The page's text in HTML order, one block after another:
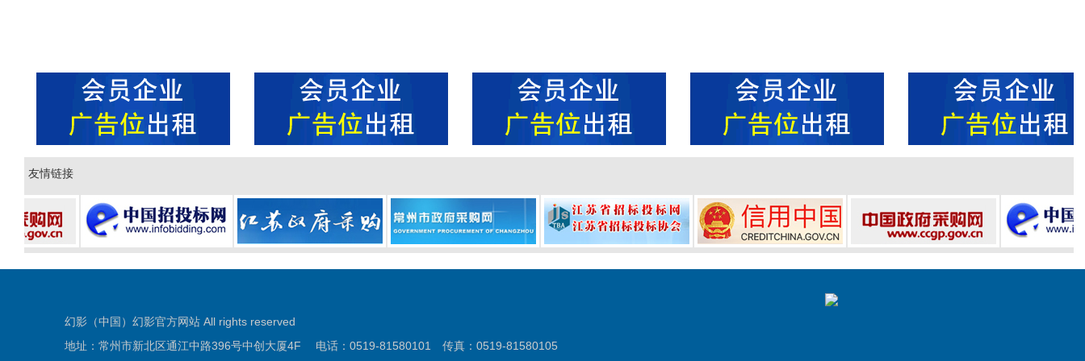
友情链接
幻影（中国）幻影官方网站 All rights reserved
地址：常州市新北区通江中路396号中创大厦4F 电话：0519-81580101 传真：0519-81580105